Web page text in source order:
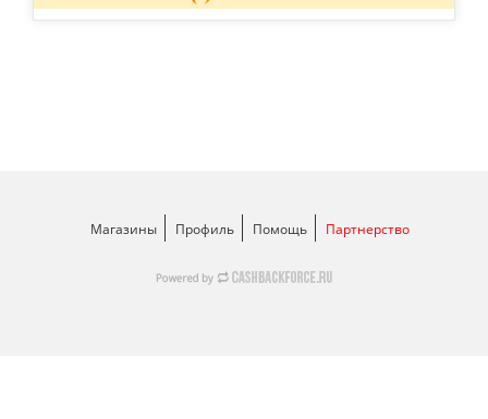
Магазины Профиль Помощь Партнерство